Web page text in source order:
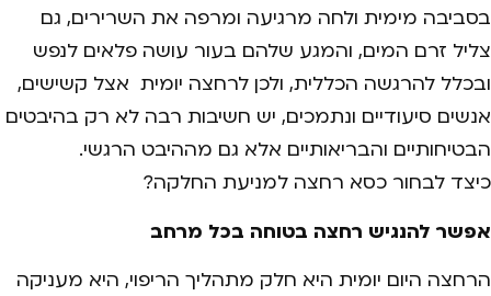
בסביבה מימית ולחה מרגיעה ומרפה את השרירים, גם
צליל זרם המים, והמגע שלהם בעור עושה פלאים לנפש
ובכלל להרגשה הכללית, ולכן לרחצה יומית אצל קשישים,
אנשים סיעודיים ונתמכים, יש חשיבות רבה לא רק בהיבטים
הבטיחותיים והבריאותיים אלא גם מההיבט הרגשי.
כיצד לבחור כסא רחצה למניעת החלקה?
אפשר להנגיש רחצה בטוחה בכל מרחב
הרחצה היום יומית היא חלק מתהליך הריפוי, היא מעניקה